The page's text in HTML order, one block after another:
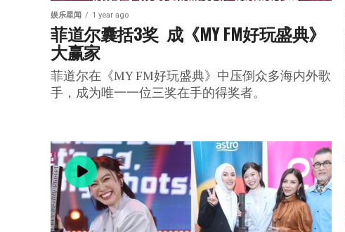
娱乐星闻 1 year ago
菲道尔囊括3奖  成《MY FM好玩盛典》
大赢家
菲道尔在《MY FM好玩盛典》中压倒众多海内外歌
手，成为唯一一位三奖在手的得奖者。